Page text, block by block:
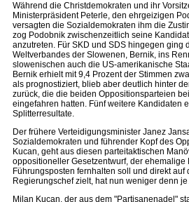
Während die Christdemokraten und ihr
Ministerpräsident Peterle, den ehrgeizigen
versagten die Sozialdemokraten ihm die
zog Podobnik zwischenzeitlich seine
anzutreten. Für SKD und SDS hingegen ging
Weltverbandes der Slowenen, Bernik, ins
slowenischen auch die US-amerikanische
Bernik erhielt mit 9,4 Prozent der Stimmen
als prognostiziert, blieb aber deutlich hinter
zurück, die die beiden Oppositionsparteien
eingefahren hatten. Fünf weitere Kandidaten
Splitterresultate.
Der frühere Verteidigungsminister Janez
Sozialdemokraten und führender Kopf des
Kucan, geht aus diesen parteitaktischen
oppositioneller Gesetzentwurf, der ehemalige
Führungsposten fernhalten soll und direkt auf
Regierungschef zielt, hat nun weniger denn
Milan Kucan, der aus dem "Partisanenadel"